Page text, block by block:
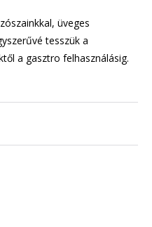
üveges
tesszük a
a gasztro felhasználásig.